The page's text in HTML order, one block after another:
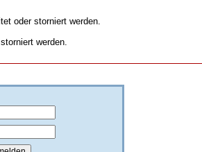
oder storniert werden.
werden.